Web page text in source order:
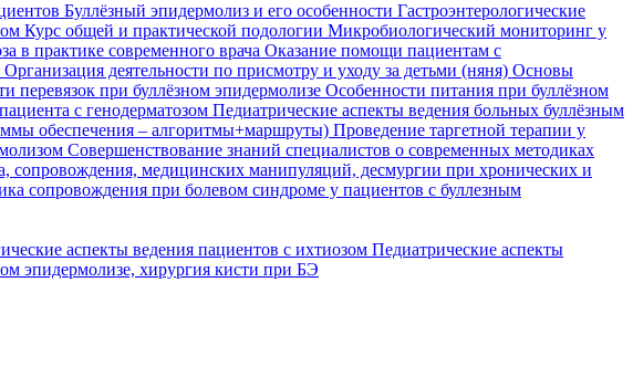
Буллёзный эпидермолиз и его особенности Гастроэнтерологические
Курс общей и практической подологии Микробиологический мониторинг у
в практике современного врача Оказание помощи пациентам с
Организация деятельности по присмотру и уходу за детьми (няня) Основы
перевязок при буллёзном эпидермолизе Особенности питания при буллёзном
с генодерматозом Педиатрические аспекты ведения больных буллёзным
обеспечения – алгоритмы+маршруты) Проведение таргетной терапии у
Совершенствование знаний специалистов о современных методиках
сопровождения, медицинских манипуляций, десмургии при хронических и
сопровождения при болевом синдроме у пациентов с буллезным
аспекты ведения пациентов с ихтиозом Педиатрические аспекты
эпидермолизе, хирургия кисти при БЭ